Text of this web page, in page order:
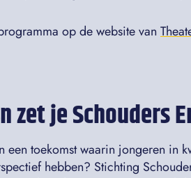
op de website van
zet je Schouders
toekomst waarin jongeren in
hebben? Stichting